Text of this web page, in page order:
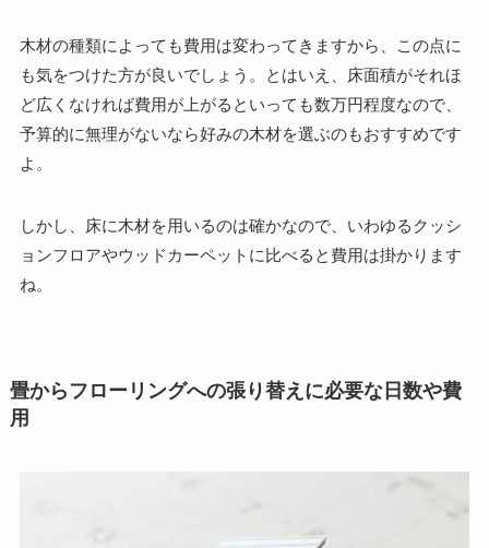
木材の種類によっても費用は変わってきますから、この点に
も気をつけた方が良いでしょう。とはいえ、床面積がそれほ
ど広くなければ費用が上がるといっても数万円程度なので、
予算的に無理がないなら好みの木材を選ぶのもおすすめです
よ。
しかし、床に木材を用いるのは確かなので、いわゆるクッシ
ョンフロアやウッドカーペットに比べると費用は掛かります
ね。
畳からフローリングへの張り替えに必要な日数や費
用